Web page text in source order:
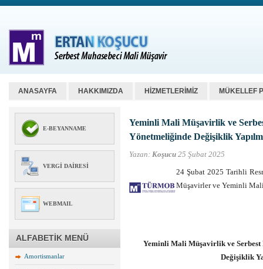
ANASAYFA HAKKIMIZDA HİZMETLERİMİZ MÜKELLEF
E-BEYANNAME
VERGI DAIRESI
WEBMAIL
ALFABETİK MENÜ
Amortismanlar
Yeminli Mali Müşavirlik ve
Yönetmeliğinde Değişiklik
Yazan: Koşucu 25 Şubat 2025
24 Şubat 2025 Tarihli
Müşavirler ve Yeminli
Yeminli Mali Müşavirlik ve Serbest
Değişiklik